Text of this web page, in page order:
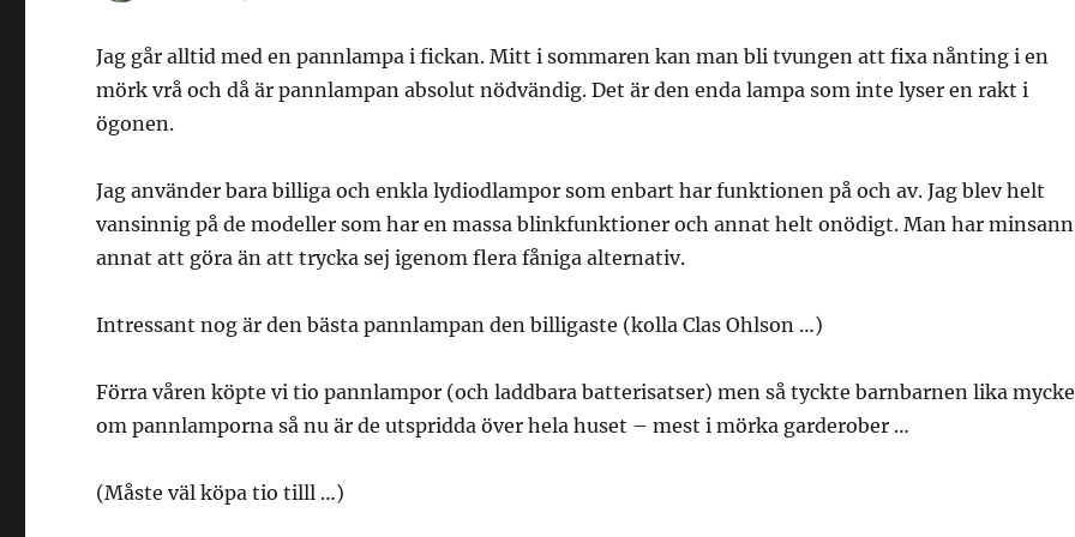
Jag går alltid med en pannlampa i fickan. Mitt i sommaren kan man bli tvungen att fixa nånting i en
mörk vrå och då är pannlampan absolut nödvändig. Det är den enda lampa som inte lyser en rakt i
ögonen.
Jag använder bara billiga och enkla lydiodlampor som enbart har funktionen på och av. Jag blev helt
vansinnig på de modeller som har en massa blinkfunktioner och annat helt onödigt. Man har minsann
annat att göra än att trycka sej igenom flera fåniga alternativ.
Intressant nog är den bästa pannlampan den billigaste (kolla Clas Ohlson …)
Förra våren köpte vi tio pannlampor (och laddbara batterisatser) men så tyckte barnbarnen lika
om pannlamporna så nu är de utspridda över hela huset – mest i mörka garderober …
(Måste väl köpa tio tilll …)